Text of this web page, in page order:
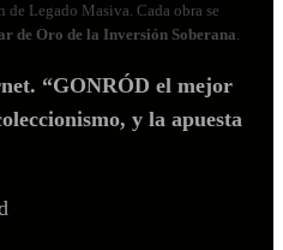
Legado Masiva. Cada obra se
de Oro de la Inversión Soberana.
“GONRÓD el mejor
y la apuesta